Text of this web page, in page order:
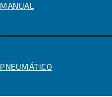
MANUAL
PNEUMÁTICO